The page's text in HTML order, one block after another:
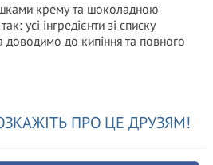
крему та шоколадною
усі інгредієнти зі списку
до кипіння та повного
ПРО ЦЕ ДРУЗЯМ!